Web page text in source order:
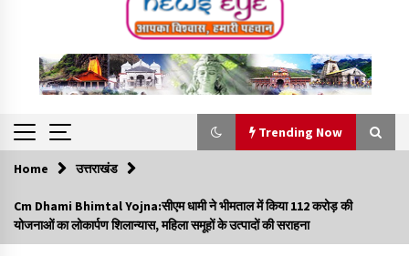
Trending Now
Trending Now
Minorities Rights Day : विश्व अल्पसंख्यक अधिकार दिवस
कार्यक्रम में शामिल हुए सीएम,आधुनिक मदरसों का नाम अब्दुल कलाम के नाम
Home उत्तराखंड
Cm Dhami Bhimtal Yojna:सीएम धामी ने भीमताल में किया 112 करोड़ की
योजनाओं का लोकार्पण शिलान्यास, महिला समूहों के उत्पादों की सराहना